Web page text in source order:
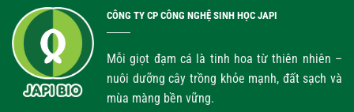
CÔNG TY CP CÔNG NGHỆ SINH HỌC JAPI
Mỗi giọt đạm cá là tinh hoa từ thiên nhiên –
nuôi dưỡng cây trồng khỏe mạnh, đất sạch và
mùa màng bền vững.